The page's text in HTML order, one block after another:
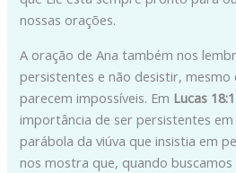
nossas orações.
A oração de Ana também nos
persistentes e não desistir, mesmo
parecem impossíveis. Em Lucas
importância de ser persistentes
parábola da viúva que insistia em
nos mostra que, quando